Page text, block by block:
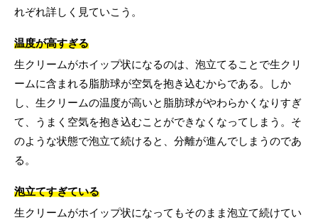
れぞれ詳しく見ていこう。
温度が高すぎる
生クリームがホイップ状になるのは、泡立てることで生クリ
ームに含まれる脂肪球が空気を抱き込むからである。しか
し、生クリームの温度が高いと脂肪球がやわらかくなりすぎ
て、うまく空気を抱き込むことができなくなってしまう。そ
のような状態で泡立て続けると、分離が進んでしまうのであ
る。
泡立てすぎている
生クリームがホイップ状になってもそのまま泡立て続けてい